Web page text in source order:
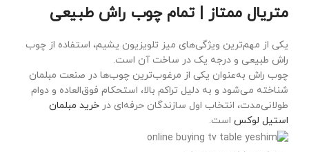
متریال ممتاز | تمام چوب راش طبیعی
یکی از مهم‌ترین ویژگی‌های میز تلویزیون یشیم، استفاده از چوب
راش طبیعی و درجه یک در ساخت آن است.
چوب راش به‌عنوان یکی از مرغوب‌ترین چوب‌ها در صنعت مبلمان
شناخته می‌شود و به دلیل تراکم بالا، استحکام فوق‌العاده و دوام
طولانی‌مدت، انتخاب اول سازندگان حرفه‌ای در خرید مبلمان
استیل لوکس است.